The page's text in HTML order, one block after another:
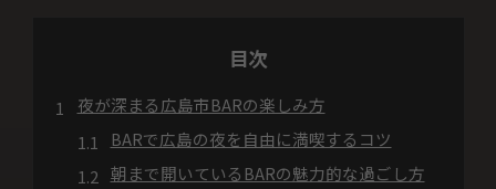
目次
夜が深まる広島市BARの楽しみ方
BARで広島の夜を自由に満喫するコツ
朝まで開いているBARの魅力的な過ごし方